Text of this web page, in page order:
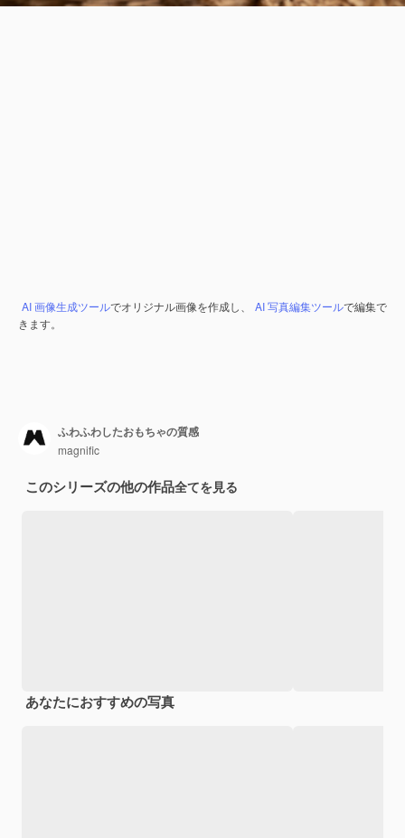
AI 画像生成ツールでオリジナル画像を作成し、 AI 写真編集ツールで編集で
きます。
ふわふわしたおもちゃの質感
magnific
このシリーズの他の作品全てを見る
あなたにおすすめの写真